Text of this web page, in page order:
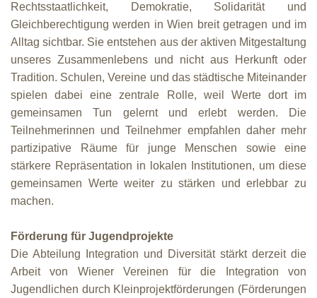
Rechtsstaatlichkeit, Demokratie, Solidarität und
Gleichberechtigung werden in Wien breit getragen und im
Alltag sichtbar. Sie entstehen aus der aktiven Mitgestaltung
unseres Zusammenlebens und nicht aus Herkunft oder
Tradition. Schulen, Vereine und das städtische Miteinander
spielen dabei eine zentrale Rolle, weil Werte dort im
gemeinsamen Tun gelernt und erlebt werden. Die
Teilnehmerinnen und Teilnehmer empfahlen daher mehr
partizipative Räume für junge Menschen sowie eine
stärkere Repräsentation in lokalen Institutionen, um diese
gemeinsamen Werte weiter zu stärken und erlebbar zu
machen.
Förderung für Jugendprojekte
Die Abteilung Integration und Diversität stärkt derzeit die
Arbeit von Wiener Vereinen für die Integration von
Jugendlichen durch Kleinprojektförderungen (Förderungen